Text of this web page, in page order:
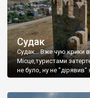
Судак
Судак... Вже чую крики
Місце,туристами
не було, ну не "дірявив"